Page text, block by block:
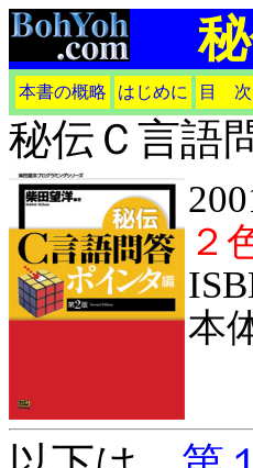
本書の概略 はじめに 目 次
秘伝Ｃ言語
２
本